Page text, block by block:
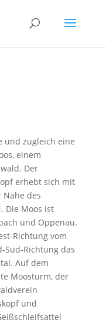
und zugleich eine
einem
Der
erhebt sich mit
des
Die Moos ist
und Oppenau.
Richtung vom
Richtung das
Auf dem
Moosturm, der
und